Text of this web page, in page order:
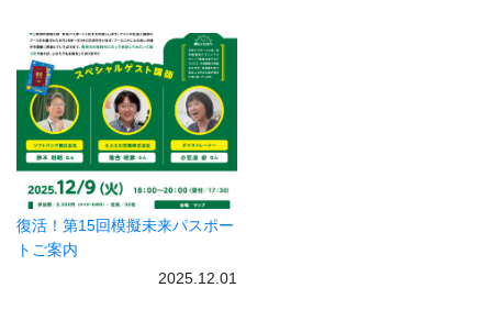
復活！第15回模擬未来パスポー
トご案内
2025.12.01